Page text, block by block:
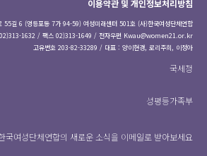
이용약관 및 개인정보처리방침
55길 6 (영등포동 7가 94-59) 여성미래센터 501호 (사)한국여성단체연합
1632 / 팩스 02)313-1649 / 전자우편 Kwau@women21.or.kr
고유번호 203-82-33289 / 대표 : 양이현경, 로리주희, 이정아
국세청
성평등가족부
국여성단체연합의 새로운 소식을 이메일로 받아보세요